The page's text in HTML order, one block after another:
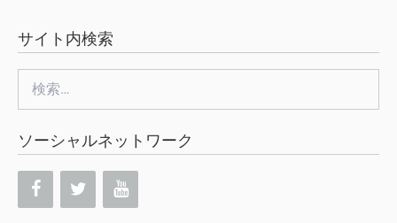
サイト内検索
索:
ソーシャルネットワーク